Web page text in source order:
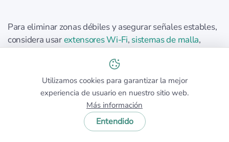
Para eliminar zonas débiles y asegurar señales estables,
considera usarextensores Wi-Fi, sistemas de malla,
de NetSpot es una
herramienta poderosa para ayudarte a diseñar y
optimizar tu red. Te permite crear un plan de red preciso,
determinar la mejor ubicación para los puntos de acceso
y elegir el equipo que se adapte a tus necesidades. Uno
de los beneficios clave es la capacidad de simular el
Utilizamos cookies para garantizar la mejor
experiencia de usuario en nuestro sitio web.
Más información
Entendido